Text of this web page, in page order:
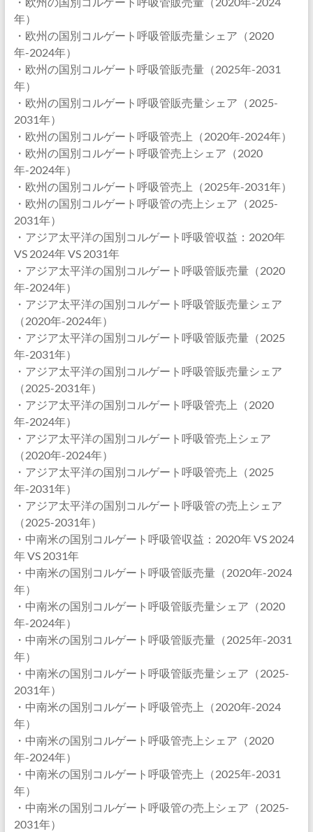
年）
・欧州の国別コルゲート呼吸管販売量シェア（2020
年-2024年）
・欧州の国別コルゲート呼吸管販売量（2025年-2031
年）
・欧州の国別コルゲート呼吸管販売量シェア（2025-
2031年）
・欧州の国別コルゲート呼吸管売上（2020年-2024年）
・欧州の国別コルゲート呼吸管売上シェア（2020
年-2024年）
・欧州の国別コルゲート呼吸管売上（2025年-2031年）
・欧州の国別コルゲート呼吸管の売上シェア（2025-
2031年）
・アジア太平洋の国別コルゲート呼吸管収益：2020年
VS 2024年 VS 2031年
・アジア太平洋の国別コルゲート呼吸管販売量（2020
年-2024年）
・アジア太平洋の国別コルゲート呼吸管販売量シェア
（2020年-2024年）
・アジア太平洋の国別コルゲート呼吸管販売量（2025
年-2031年）
・アジア太平洋の国別コルゲート呼吸管販売量シェア
（2025-2031年）
・アジア太平洋の国別コルゲート呼吸管売上（2020
年-2024年）
・アジア太平洋の国別コルゲート呼吸管売上シェア
（2020年-2024年）
・アジア太平洋の国別コルゲート呼吸管売上（2025
年-2031年）
・アジア太平洋の国別コルゲート呼吸管の売上シェア
（2025-2031年）
・中南米の国別コルゲート呼吸管収益：2020年 VS 2024
年 VS 2031年
・中南米の国別コルゲート呼吸管販売量（2020年-2024
年）
・中南米の国別コルゲート呼吸管販売量シェア（2020
年-2024年）
・中南米の国別コルゲート呼吸管販売量（2025年-2031
年）
・中南米の国別コルゲート呼吸管販売量シェア（2025-
2031年）
・中南米の国別コルゲート呼吸管売上（2020年-2024
年）
・中南米の国別コルゲート呼吸管売上シェア（2020
年-2024年）
・中南米の国別コルゲート呼吸管売上（2025年-2031
年）
・中南米の国別コルゲート呼吸管の売上シェア（2025-
2031年）